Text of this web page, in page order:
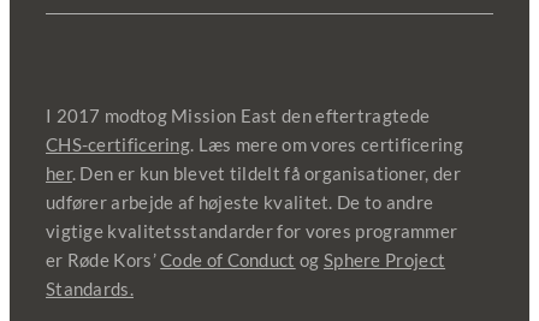
I 2017 modtog Mission East den eftertragtede
CHS-certificering. Læs mere om vores certificering
her. Den er kun blevet tildelt få organisationer, der
udfører arbejde af højeste kvalitet. De to andre
vigtige kvalitetsstandarder for vores programmer
er Røde Kors’Code of Conduct og Sphere Project
Standards.